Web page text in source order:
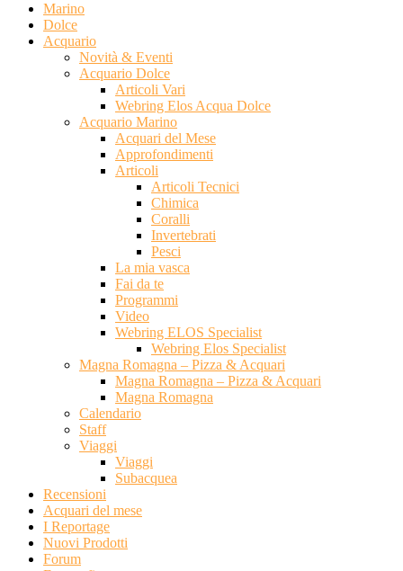
Marino
Dolce
Acquario
Novità & Eventi
Acquario Dolce
Articoli Vari
Webring Elos Acqua Dolce
Acquario Marino
Acquari del Mese
Approfondimenti
Articoli
Articoli Tecnici
Chimica
Coralli
Invertebrati
Pesci
La mia vasca
Fai da te
Programmi
Video
Webring ELOS Specialist
Webring Elos Specialist
Magna Romagna – Pizza & Acquari
Magna Romagna – Pizza & Acquari
Magna Romagna
Calendario
Staff
Viaggi
Viaggi
Subacquea
Recensioni
Acquari del mese
I Reportage
Nuovi Prodotti
Forum